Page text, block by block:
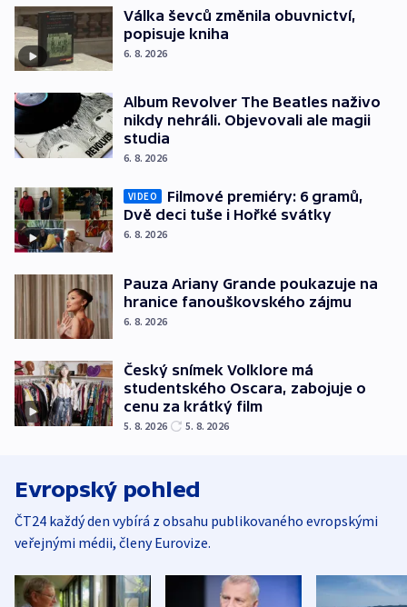
Válka ševců změnila obuvnictví,
popisuje kniha
6. 8. 2026
Album Revolver The Beatles naživo
nikdy nehráli. Objevovali ale magii
studia
6. 8. 2026
VIDEO
Filmové premiéry: 6 gramů,
Dvě deci tuše i Hořké svátky
6. 8. 2026
Pauza Ariany Grande poukazuje na
hranice fanouškovského zájmu
6. 8. 2026
Český snímek Volklore má
studentského Oscara, zabojuje o
cenu za krátký film
5. 8. 2026 5. 8. 2026
Evropský pohled
ČT24 každý den vybírá z obsahu publikovaného evropskými
veřejnými médii, členy Eurovize.